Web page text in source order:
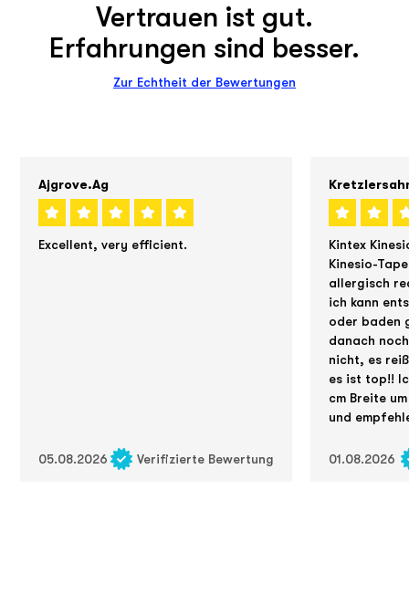
Vertrauen ist gut.
Erfahrungen sind besser.
Zur Echtheit der Bewertungen
Ajgrove.ag
Excellent, very efficient.
05.08.2026 Verifizierte Bewertung
Kintex
Kinesio-
allergisch
ich kann
oder baden
danach
nicht, es
es ist top!!
cm Breite
und
01.08.2026